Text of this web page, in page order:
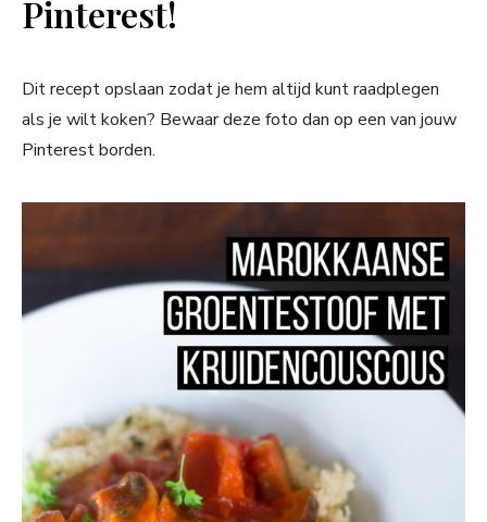
Pinterest!
Dit recept opslaan zodat je hem altijd kunt raadplegen
als je wilt koken? Bewaar deze foto dan op een van jouw
Pinterest borden.